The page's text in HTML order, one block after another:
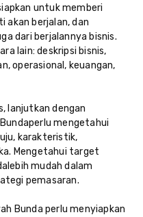
untuk memberi
akan berjalan, dan
dari berjalannya bisnis.
lain: deskripsi bisnis,
operasional, keuangan,
lanjutkan dengan
mengetahui
karakteristik,
Mengetahui target
mudah dalam
pemasaran.
Bunda perlu menyiapkan